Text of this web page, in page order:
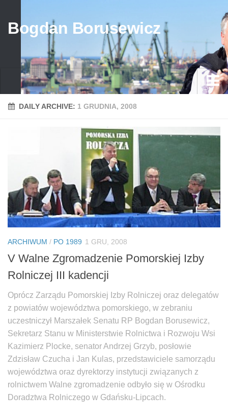
Bogdan Borusewicz
Aktualności
Media
Galeria
Życiorys
Fundacja Jacka Kaczmarskiego
Fundacja Batorego
DAILY ARCHIVE: 1 GRUDNIA, 2008
ARCHIWUM / PO 1989 1 GRU, 2008
V Walne Zgromadzenie Pomorskiej Izby
Rolniczej III kadencji
Oprócz Zarządu Pomorskiej Izby Rolniczej oraz delegatów
z powiatów województwa pomorskiego, w zebraniu
uczestniczył Marszałek Senatu RP Bogdan Borusewicz,
Sekretarz Stanu w Ministerstwie Rolnictwa i Rozwoju Wsi
Kazimierz Plocke, senator Andrzej Grzyb, posłowie
Zdzisław Czucha i Jan Kulas, przedstawiciele samorządu
województwa oraz dyrektorzy instytucji związanych z
rolnictwem Walne zgromadzenie odbyło się w Ośrodku
Doradztwa Rolniczego w Gdańsku-Lipcach.